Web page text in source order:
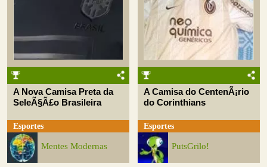
A Nova Camisa Preta da
SeleÃ§Ã£o Brasileira
Esportes
Mentes Modernas
A Camisa do CentenÃ¡rio
do Corinthians
Esportes
PutsGrilo!